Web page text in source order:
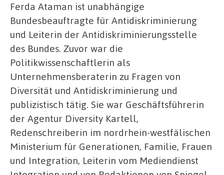
Ferda Ataman ist unabhängige
Bundesbeauftragte für Antidiskriminierung
und Leiterin der Antidiskriminierungsstelle
des Bundes. Zuvor war die
Politikwissenschaftlerin als
Unternehmensberaterin zu Fragen von
Diversität und Antidiskriminierung und
publizistisch tätig. Sie war Geschäftsführerin
der Agentur Diversity Kartell,
Redenschreiberin im nordrhein-westfälischen
Ministerium für Generationen, Familie, Frauen
und Integration, Leiterin vom Mediendienst